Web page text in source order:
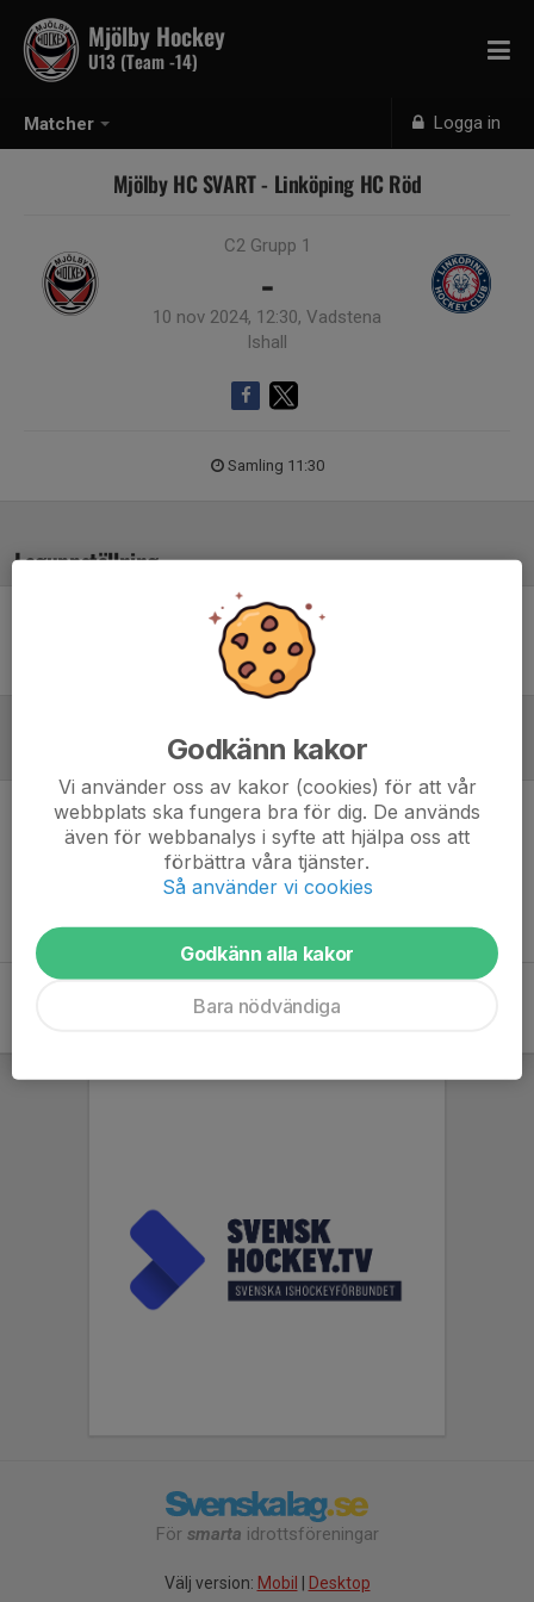
Matcher Logga in
Mjölby Hockey
U13 (Team -14)
Mjölby HC SVART - Linköping HC Röd
C2 Grupp 1
-
10 nov 2024, 12:30, Vadstena
Ishall
Samling 11:30
Laguppställning
Ingen uppställning ifylld
Inget referat skrivet
För smarta idrottsföreningar
Välj version: Mobil Desktop
Godkänn kakor
Vi använder oss av kakor (cookies) för att vår
webbplats ska fungera bra för dig. De används
även för webbanalys i syfte att hjälpa oss att
förbättra våra tjänster.
Så använder vi cookies
Godkänn alla kakor
Bara nödvändiga